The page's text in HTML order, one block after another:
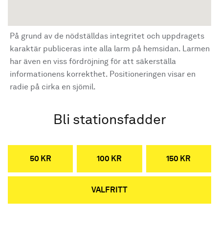
På grund av de nödställdas integritet och uppdragets
karaktär publiceras inte alla larm på hemsidan. Larmen
har även en viss fördröjning för att säkerställa
informationens korrekthet. Positioneringen visar en
radie på cirka en sjömil.
Bli stationsfadder
50 KR 100 KR 150 KR
VALFRITT